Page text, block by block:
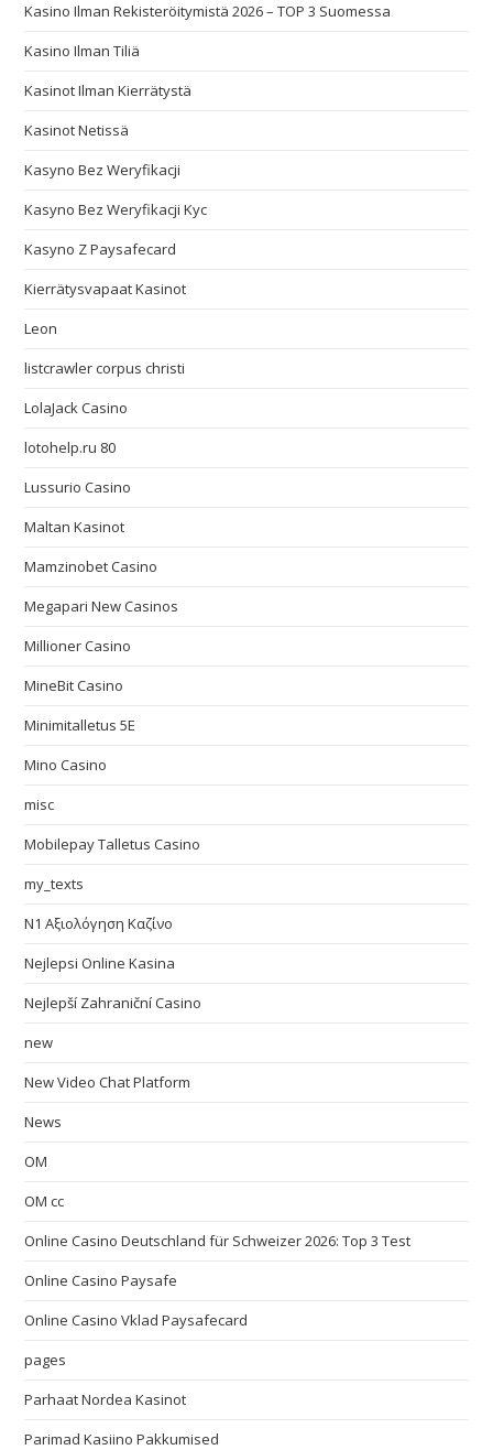
Kasino Ilman Rekisteröitymistä 2026 – TOP 3 Suomessa
Kasino Ilman Tiliä
Kasinot Ilman Kierrätystä
Kasinot Netissä
Kasyno Bez Weryfikacji
Kasyno Bez Weryfikacji Kyc
Kasyno Z Paysafecard
Kierrätysvapaat Kasinot
Leon
listcrawler corpus christi
LolaJack Casino
lotohelp.ru 80
Lussurio Casino
Maltan Kasinot
Mamzinobet Casino
Megapari New Casinos
Millioner Casino
MineBit Casino
Minimitalletus 5E
Mino Casino
misc
Mobilepay Talletus Casino
my_texts
N1 Αξιολόγηση Καζίνο
Nejlepsi Online Kasina
Nejlepší Zahraniční Casino
new
New Video Chat Platform
News
OM
OM cc
Online Casino Deutschland für Schweizer 2026: Top 3 Test
Online Casino Paysafe
Online Casino Vklad Paysafecard
pages
Parhaat Nordea Kasinot
Parimad Kasiino Pakkumised